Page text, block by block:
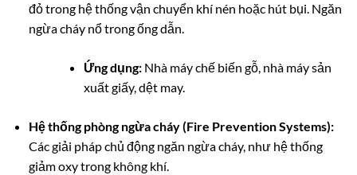
đỏ trong hệ thống vận chuyển khí nén hoặc hút bụi. Ngăn
ngừa cháy nổ trong ống dẫn.
Ứng dụng:Nhà máy chế biến gỗ, nhà máy sản
xuất giấy, dệt may.
Hệ thống phòng ngừa cháy (Fire Prevention Systems):
Các giải pháp chủ động ngăn ngừa cháy, như hệ thống
giảm oxy trong không khí.